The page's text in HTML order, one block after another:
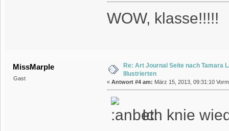
WOW, klasse!!!!!
MissMarple
Gast
Re: Art Journal Seite nach Tamara
Illustrierten
« Antwort #4 am: März 15, 2013, 09:31:10
Ich knie